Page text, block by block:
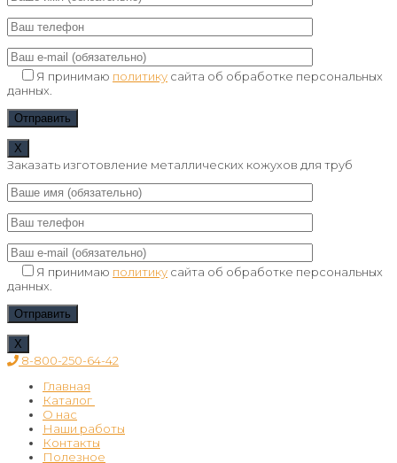
Я принимаю политику сайта об обработке персональных
данных.
Х
Заказать изготовление металлических кожухов для труб
Я принимаю политику сайта об обработке персональных
данных.
Х
8-800-250-64-42
Главная
Каталог
Оболочка из оцинкованной стали
Окожушка из алюминиевой стали лист АД1Н
Окожушка из нержавеющей стали AISI 304 и AISI
430
О нас
Наши работы
Контакты
Полезное